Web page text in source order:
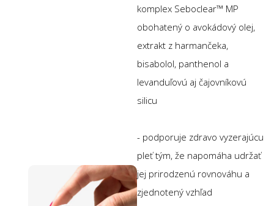
komplex Seboclear™ MP
obohatený o avokádový olej,
extrakt z harmančeka,
bisabolol, panthenol a
levanduľovú aj čajovníkovú
silicu
- podporuje zdravo vyzerajúcu
pleť tým, že napomáha udržať
jej prirodzenú rovnováhu a
zjednotený vzhľad